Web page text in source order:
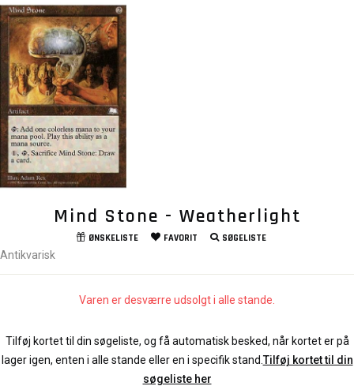
Mind Stone - Weatherlight
ØNSKELISTE FAVORIT SØGELISTE
Antikvarisk
Varen er desværre udsolgt i alle stande.
Tilføj kortet til din søgeliste, og få automatisk besked, når kortet er på
lager igen, enten i alle stande eller en i specifik stand. Tilføj kortet til din
søgeliste her